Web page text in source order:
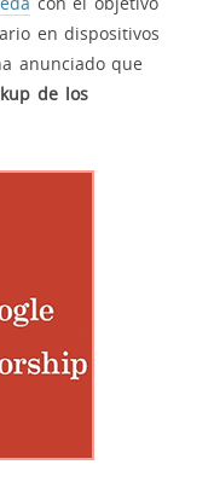
en dispositivos
anunciado que
de los